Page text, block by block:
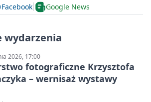
Facebook Google News
wydarzenia
2026, 17:00
fotograficzne Krzysztofa
– wernisaż wystawy